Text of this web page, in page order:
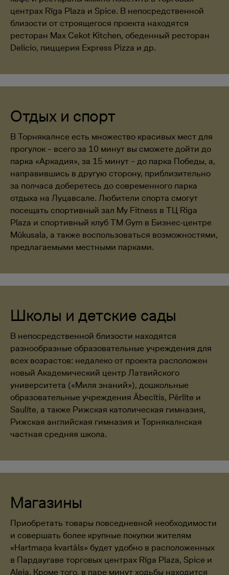
центрах Rīga Plaza и Spice. В непосредственной
близости от строящегося проекта находятся
ресторан Max Cekot Kitchen, обеденный ресторан
Delicio, пиццерия Express Pizza и др.
Отдых и спорт
В Торнякалнсе есть множество красивых мест для
прогулок – всего за 10 минут вы сможете дойти до
парка «Аркадия», за 15 минут – до парка Победы, а,
направившись в другую сторону, приблизительно
за полчаса доберетесь до современного парка
отдыха на Луцавсале. Любители спорта смогут
посещать спортивный зал My Fitness в ТЦ Riga
Plaza и спортивный клуб TM Gym в Бизнес-центре
Mūkusala, а также воспользоваться возможностями,
предлагаемыми местными парками.
Школы и детские сады
В непосредственной близости находятся
разнообразные образовательные учреждения для
всех возрастов: недалеко от проекта расположен
новый Академический центр Латвийского
университета («Миля знаний»), дошкольные
образовательные учреждения Ābecītis, Pērlīte и
Saulīte, а также Рижская католическая гимназия,
Рижская английская гимназия и Торнякалнская
частная средняя школа.
Магазины
Приобретать товары повседневной необходимости
и совершать более крупные покупки жителям
«Hartmaņa kvartāls» будет удобно в расположенных
в Пардаугаве торговых центрах Rīga Plaza, Spice и
Aleja. Кроме того, в паре минут ходьбы находится